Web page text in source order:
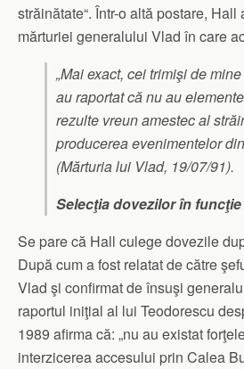
străinătate“. Într-o altă postare,
mărturiei generalului Vlad în care
„Mai exact, cei trimişi de
au raportat că nu au
rezulte vreun amestec al
producerea evenimentelor
(Mărturia lui Vlad, 19/07/91).
Selecţia dovezilor în
Se pare că Hall culege dovezile
După cum a fost relatat de către
Vlad şi confirmat de însuşi
raportul iniţial al lui Teodorescu
1989 afirma că: „nu au existat
interzicerea accesului prin Calea